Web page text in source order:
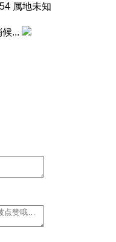
属地未知
...